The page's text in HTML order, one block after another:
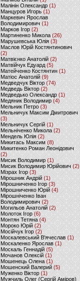
Малінін Олександр (1)
Манцуров Игорь (1)
Маркевич Ярослав
Володимирович (1)
Марков Ігор (2)
Мартиненко Микола (26)
Марушевська Юлія (3)
Маслов Юрій Костянтинович
(2)
Матвієнко Анатолій (2)
Матвійчук Едуард(5)
Матейченко Костянтин (1)
Матіос Анатолій (9)
Медведчук Віктор(74)
Медведь Віктор (2)
Медведько Олександр (1)
Медяник Володимир(4)
Мельник Петро (3)
Мельничук Максим Дмитрович
(3)
Мельничук Сергій (1)
Мельніченко Микола (2)
Мендель Юлія (2)
Микитась Максим (8)
Микитенко Роман Леонідович
(2)
Мисик Володимир (1)
Мисик Володимир Юрійович(2)
Мізрах Ігор(3)
Мірошник Андрій(1)
Мірошниченко Ігор (3)
Мірошниченко Юрій(4)
Мірошніченко Іван
Володимирович (2)
Могильов Анатолій (2)
Молоток Ігор (6)
Монтян Тетяна (4)
Мороко Юрій(2)
Мосійчук Ігор (2)
Москалевський В'ячеслав (1)
Москаленко Ярослав (1)
Москаль Геннадій (5)
Мочанов Олексій(1)
Мошенець Олена(1)
Мошенский Валерий (5)
Муженко Віктор (1)
Мужчиль Олег (Сергій Аміров)